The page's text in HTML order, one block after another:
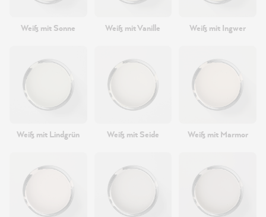
Weiß mit Sonne Weiß mit Vanille Weiß mit Ingwer
Weiß mit Lindgrün Weiß mit Seide Weiß mit Marmor